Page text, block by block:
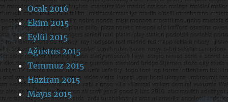
Ocak 2016
Ekim 2015
Eylül 2015
Ağustos 2015
Temmuz 2015
Haziran 2015
Mayıs 2015